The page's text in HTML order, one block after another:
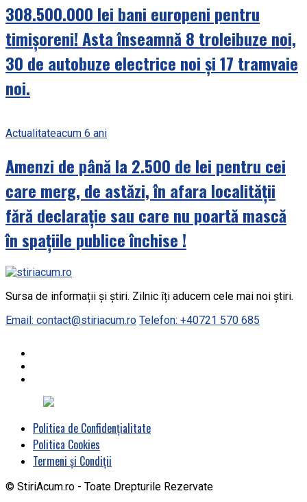
308.500.000 lei bani europeni pentru
timișoreni! Asta înseamnă 8 troleibuze noi,
30 de autobuze electrice noi și 17 tramvaie
noi.
Actualitateacum 6 ani
Amenzi de până la 2.500 de lei pentru cei
care merg, de astăzi, în afara localității
fără declarație sau care nu poartă mască
în spațiile publice închise !
Sursa de informații și știri. Zilnic îți aducem cele mai noi știri.
Email: contact@stiriacum.ro Telefon: +40721 570 685
Politica de Confidențialitate
Politica Cookies
Termeni și Condiții
© StiriAcum.ro - Toate Drepturile Rezervate